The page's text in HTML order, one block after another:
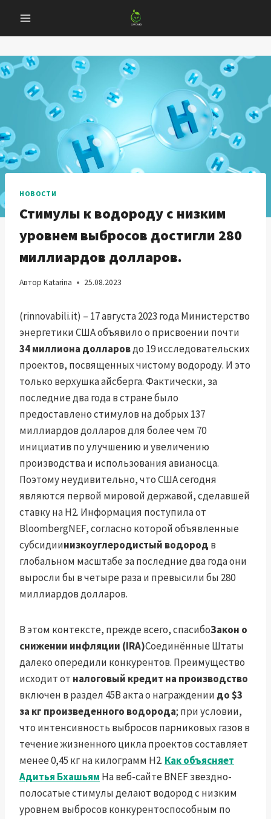
содержанию
НОВОСТИ
Стимулы к водороду с низким
уровнем выбросов достигли 280
миллиардов долларов.
Автор Katarina 25.08.2023
(rinnovabili.it) – 17 августа 2023 года Министерство
энергетики США объявило о присвоении почти
34 миллиона долларовдо 19 исследовательских
проектов, посвященных чистому водороду. И это
только верхушка айсберга. Фактически, за
последние два года в стране было
предоставлено стимулов на добрых 137
миллиардов долларов для более чем 70
инициатив по улучшению и увеличению
производства и использования авианосца.
Поэтому неудивительно, что США сегодня
являются первой мировой державой, сделавшей
ставку на H2. Информация поступила от
BloombergNEF, согласно которой объявленные
субсидиинизкоуглеродистый водород в
глобальном масштабе за последние два года они
выросли бы в четыре раза и превысили бы 280
миллиардов долларов.
В этом контексте, прежде всего, спасибоЗакон о
снижении инфляции (IRA)Соединённые Штаты
далеко опередили конкурентов. Преимущество
исходит от налоговый кредит на производство
включен в раздел 45В акта о награждении до $3
за кг произведенного водорода; при условии,
что интенсивность выбросов парниковых газов в
течение жизненного цикла проектов составляет
менее 0,45 кг на килограмм H2. Как объясняет
Адитья Бхашьям На веб-сайте BNEF звездно-
полосатые стимулы делают водород с низким
уровнем выбросов конкурентоспособным по